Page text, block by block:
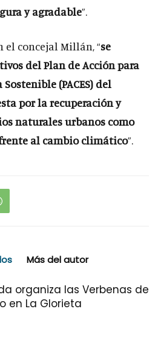
y agradable”.
el concejal Millán, “se
del Plan de Acción para
(PACES) del
por la recuperación y
naturales urbanos como
al cambio climático”.
Más del autor
organiza las Verbenas de
en La Glorieta